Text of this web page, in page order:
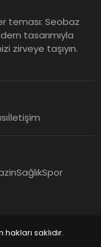
teması: Seobaz
tasarımıyla
zirveye taşıyın.
İletişim
SağlıkSpor
saklıdır.